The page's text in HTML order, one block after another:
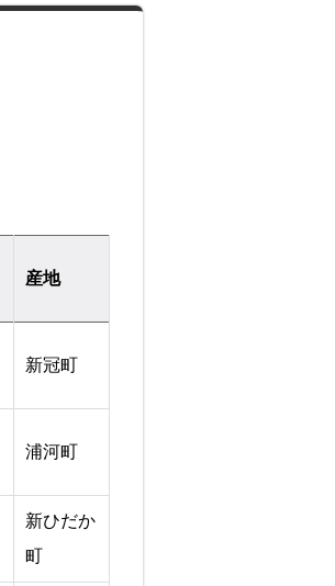
産地
新冠町
浦河町
新ひだか
町